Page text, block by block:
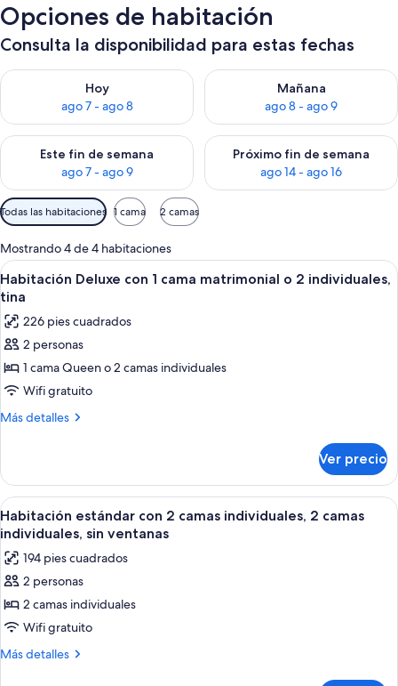
Opciones de habitación
Consulta la disponibilidad para estas fechas
Hoy
ago 7 - ago 8
Consulta la disponibilidad para hoy ago 7 - ago 8
Mañana
ago 8 - ago 9
Consulta la disponibilidad
Este fin de semana
ago 7 - ago 9
Consulta la disponibilidad para este fin de semana ago 7 -
Próximo fin de semana
ago 14 - ago 16
Consulta la disponibilidad
Filtros
disponibles
para
las
habitaciones
Todas las habitaciones 1 cama 2 camas
Mostrando 4 de 4 habitaciones
Abrir
todas
las
fotos
de
Habitación
Deluxe
con
matrimonial
o
2
individuales,
tina
Habitación Deluxe con 1 cama
5
Habitación Deluxe con 1 cama matrimonial o 2 individuales,
tina
226 pies cuadrados
2 personas
1 cama Queen o 2 camas individuales
Wifi gratuito
Más detalles
Más
Deluxe
con
1
cama
o
2
individuales,
tina
Ver precio
Abrir
todas
las
fotos
de
Habitación
estándar
con
Habitación estándar con 2 camas
4
Habitación estándar con 2 camas individuales, 2 camas
individuales, sin ventanas
194 pies cuadrados
2 personas
2 camas individuales
Wifi gratuito
Más detalles
Más